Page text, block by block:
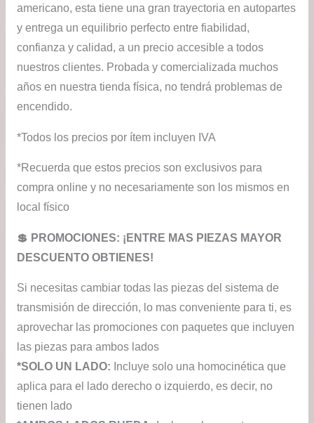
americano, esta tiene una gran trayectoria en autopartes
y entrega un equilibrio perfecto entre fiabilidad,
confianza y calidad, a un precio accesible a todos
nuestros clientes. Probada y comercializada muchos
años en nuestra tienda física, no tendrá problemas de
encendido.
*Todos los precios por ítem incluyen IVA
*Recuerda que estos precios son exclusivos para
compra online y no necesariamente son los mismos en
local físico
💲​ PROMOCIONES: ¡ENTRE MAS PIEZAS MAYOR
DESCUENTO OBTIENES!
Si necesitas cambiar todas las piezas del sistema de
transmisión de dirección, lo mas conveniente para ti, es
aprovechar las promociones con paquetes que incluyen
las piezas para ambos lados
*SOLO UN LADO: Incluye solo una homocinética que
aplica para el lado derecho o izquierdo, es decir, no
tienen lado